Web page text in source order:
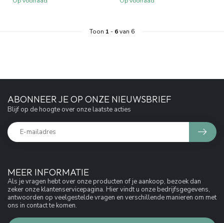
Toon 1 - 6van 6
MEER INFORMATIE
Als je vragen hebt over onze producten of je aankoop, bezoek dan
zeker onze klantenservicepagina. Hier vindt u onze bedrijfsgegevens,
antwoorden op veelgestelde vragen en verschillende manieren om met
ons in contact te komen.
ABONNEER JE OP ONZE NIEUWSBRIEF
Blijf op de hoogte over onze laatste acties